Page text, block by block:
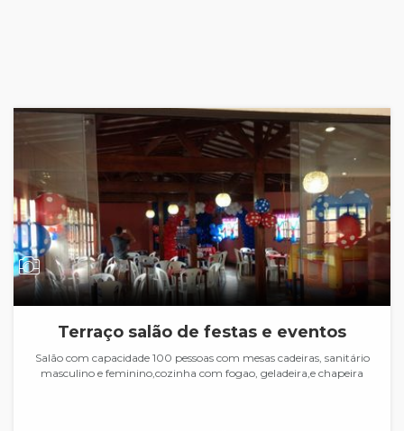
Terraço salão de festas e eventos
Salão com capacidade 100 pessoas com mesas cadeiras, sanitário
masculino e feminino,cozinha com fogao, geladeira,e chapeira